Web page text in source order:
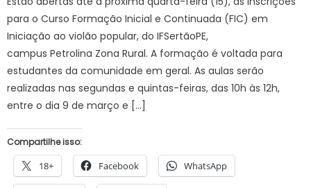
para o Curso Formação Inicial e Continuada (FIC) em
Iniciação ao violão popular, do IFSertãoPE,
campus Petrolina Zona Rural. A formação é voltada para
estudantes da comunidade em geral. As aulas serão
realizadas nas segundas e quintas-feiras, das 10h às 12h,
entre o dia 9 de março e […]
Compartilhe isso:
18+ Facebook WhatsApp